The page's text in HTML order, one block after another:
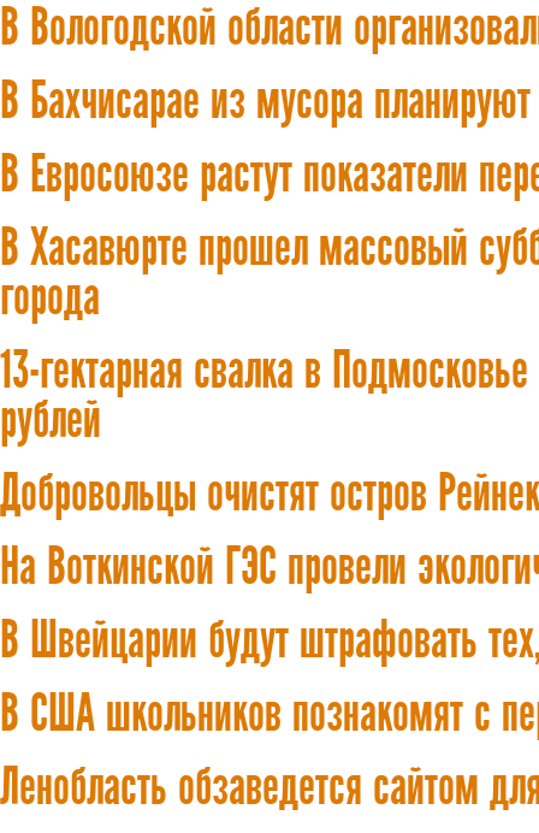
В Вологодской области
В Бахчисарае из мусора
В Евросоюзе растут показатели
В Хасавюрте прошел массовый
города
13-гектарная свалка в
рублей
Добровольцы очистят остров
На Воткинской ГЭС провели
В Швейцарии будут штрафовать
В США школьников познакомят с
Ленобласть обзаведется сайтом